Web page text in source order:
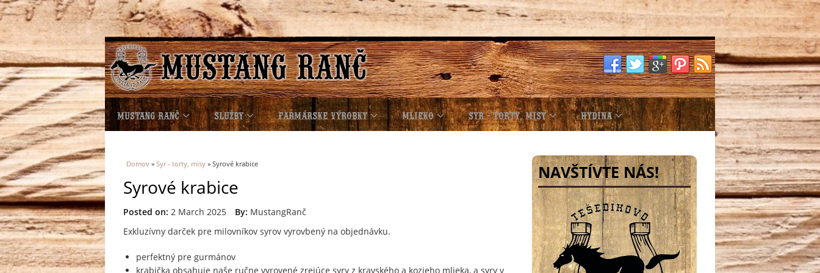
MUSTANG RANČ SLUŽBY FARMÁRSKE VÝROBKY MLIEKO SYR - TORTY, MISY HYDINA
Nachádzate sa tu
Domov » Syr - torty, misy » Syrové krabice
Syrové krabice
Posted on: 2 March 2025 By: MustangRanč
Exkluzívny darček pre milovníkov syrov vyrovbený na objednávku.
perfektný pre gurmánov
krabička obsahuje naše ručne vyrovené zrejúce syry z kravského a kozieho mlieka, a syry v
NAVŠTÍVTE NÁS!